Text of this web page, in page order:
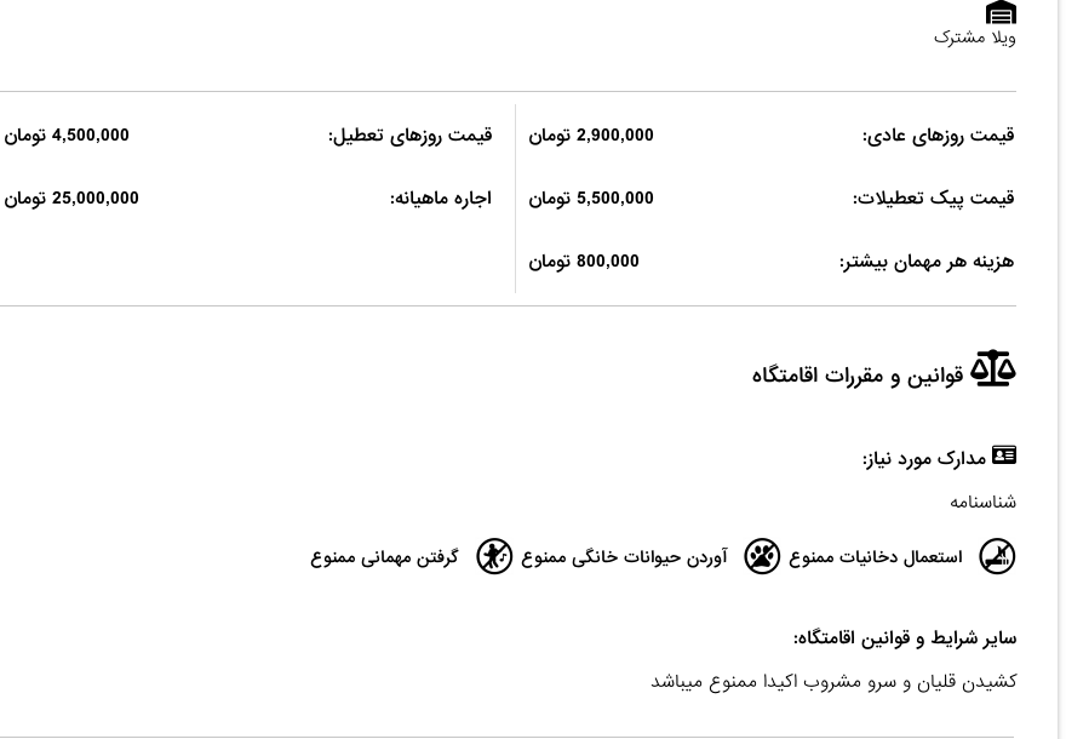
ویلا مشترک
قیمت روزهای عادی: 2,900,000 تومان قیمت روزهای تعطیل: 4,500,000 تومان
قیمت پیک تعطیلات: 5,500,000 تومان اجاره ماهیانه: 25,000,000 تومان
هزینه هر مهمان بیشتر: 800,000 تومان
قوانین و مقررات اقامتگاه
مدارک مورد نیاز:
شناسنامه
استعمال دخانیات ممنوع آوردن حیوانات خانگی ممنوع گرفتن مهمانی ممنوع
سایر شرایط و قوانین اقامتگاه:
کشیدن قلیان و سرو مشروب اکیدا ممنوع میباشد